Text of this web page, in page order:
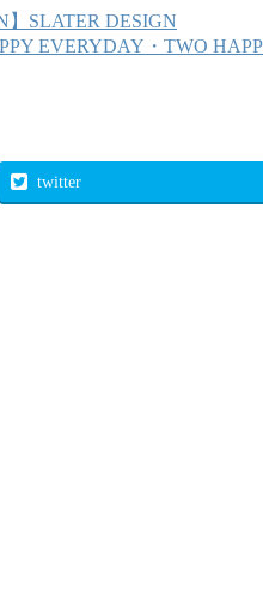
】SLATER DESIGN
EVERYDAY・TWO
twitter